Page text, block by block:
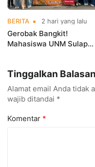
BERITA 2 hari yang lalu
Gerobak Bangkit!
Mahasiswa UNM Sulap
Tinggalkan Balasan
Alamat email Anda tidak
wajib ditandai *
Komentar *